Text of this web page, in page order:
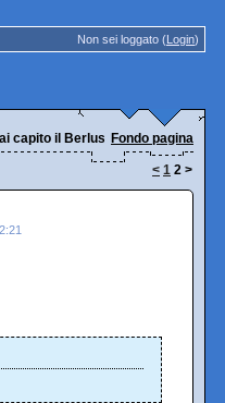
Non sei loggato (Login)
capito il Berlusca...Fondo pagina
< 1 2 >